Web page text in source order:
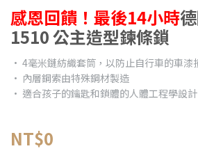
感恩回饋！最後14小時
1510 公主造型鍊條鎖
• 4毫米鏈紡織套筒，以防止自行車的車漆
• 內層鋼索由特殊鋼材製造
• 適合孩子的鑰匙和鎖體的人體工程學設計
NT$0